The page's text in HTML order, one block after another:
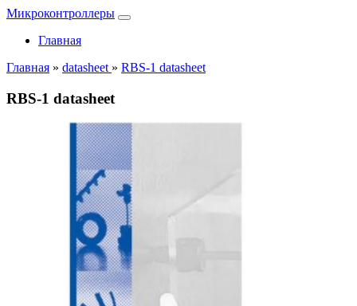
Микроконтроллеры
Главная
Главная » datasheet » RBS-1 datasheet
RBS-1 datasheet